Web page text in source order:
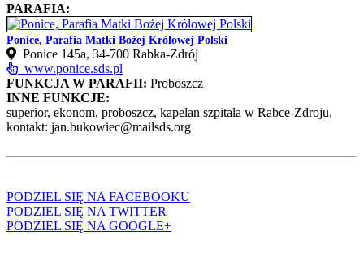
PARAFIA:
Ponice, Parafia Matki Bożej Królowej Polski
Ponice 145a, 34-700 Rabka-Zdrój
www.ponice.sds.pl
FUNKCJA W PARAFII: Proboszcz
INNE FUNKCJE:
superior, ekonom, proboszcz, kapelan szpitala w Rabce-Zdroju,
kontakt: jan.bukowiec@mailsds.org
PODZIEL SIĘ NA FACEBOOKU
PODZIEL SIĘ NA TWITTER
PODZIEL SIĘ NA GOOGLE+